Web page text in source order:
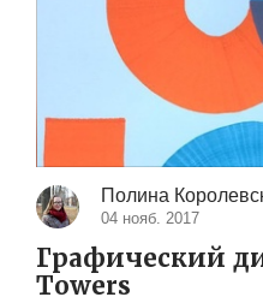
Полина
04 нояб. 2017
Графический
Towers